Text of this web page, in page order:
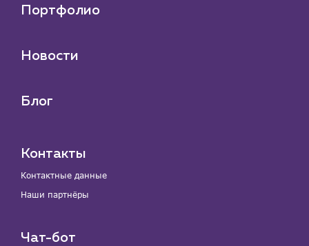
Портфолио
Новости
Блог
Контакты
Контактные данные
Наши партнёры
Чат-бот